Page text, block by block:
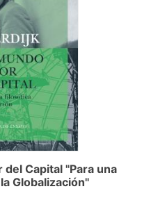
Capital "Para una
Globalización"